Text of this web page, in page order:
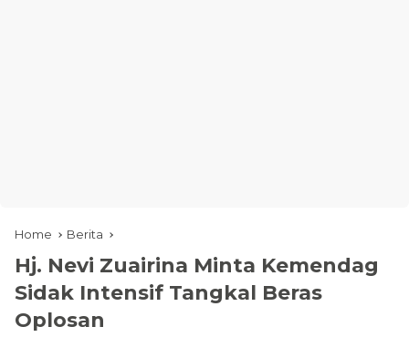
Home Berita
Hj. Nevi Zuairina Minta Kemendag
Sidak Intensif Tangkal Beras
Oplosan